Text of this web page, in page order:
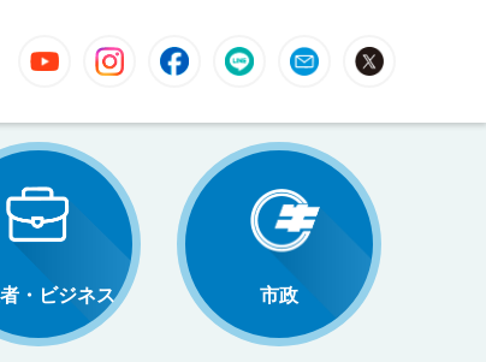
YouTube InstagramFacebookLINE Mail
・ビジネス 市政